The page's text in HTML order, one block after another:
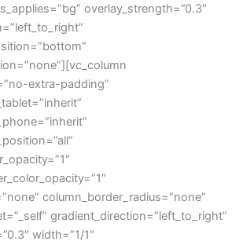
overlay_strength=”0.3″
extra-padding”
column_border_radius=”none”
gradient_direction=”left_to_right”
width=”1/1″